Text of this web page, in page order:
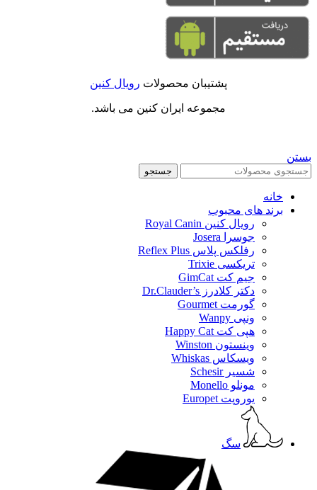
پشتیبان محصولات رویال کنین
مجموعه ایران کنین می باشد.
بستن
جستجو
خانه
برند های محبوب
رویال کنین Royal Canin
جوسرا Josera
رفلکس پلاس Reflex Plus
تریکسی Trixie
جیم کت GimCat
دکتر کلادرز Dr.Clauder’s
گورمت Gourmet
ونپی Wanpy
هپی کت Happy Cat
وینستون Winston
ویسکاس Whiskas
شسیر Schesir
مونلو Monello
یوروپت Europet
سگ